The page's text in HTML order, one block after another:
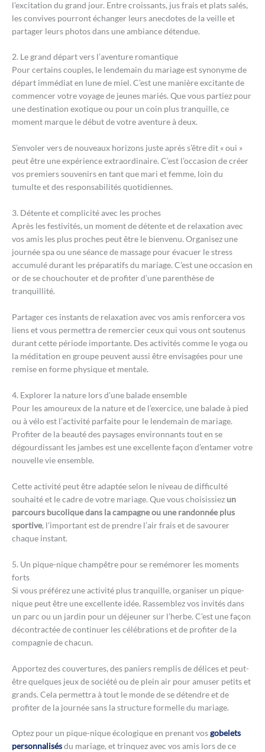
l’excitation du grand jour. Entre croissants, jus frais et plats salés,
les convives pourront échanger leurs anecdotes de la veille et
partager leurs photos dans une ambiance détendue.
2. Le grand départ vers l’aventure romantique
Pour certains couples, le lendemain du mariage est synonyme de
départ immédiat en lune de miel. C’est une manière excitante de
commencer votre voyage de jeunes mariés. Que vous partiez pour
une destination exotique ou pour un coin plus tranquille, ce
moment marque le début de votre aventure à deux.
S’envoler vers de nouveaux horizons juste après s’être dit « oui »
peut être une expérience extraordinaire. C’est l’occasion de créer
vos premiers souvenirs en tant que mari et femme, loin du
tumulte et des responsabilités quotidiennes.
3. Détente et complicité avec les proches
Après les festivités, un moment de détente et de relaxation avec
vos amis les plus proches peut être le bienvenu. Organisez une
journée spa ou une séance de massage pour évacuer le stress
accumulé durant les préparatifs du mariage. C’est une occasion en
or de se chouchouter et de profiter d’une parenthèse de
tranquillité.
Partager ces instants de relaxation avec vos amis renforcera vos
liens et vous permettra de remercier ceux qui vous ont soutenus
durant cette période importante. Des activités comme le yoga ou
la méditation en groupe peuvent aussi être envisagées pour une
remise en forme physique et mentale.
4. Explorer la nature lors d’une balade ensemble
Pour les amoureux de la nature et de l’exercice, une balade à pied
ou à vélo est l’activité parfaite pour le lendemain de mariage.
Profiter de la beauté des paysages environnants tout en se
dégourdissant les jambes est une excellente façon d’entamer votre
nouvelle vie ensemble.
Cette activité peut être adaptée selon le niveau de difficulté
souhaité et le cadre de votre mariage. Que vous choisissiez un
parcours bucolique dans la campagne ou une randonnée plus
sportive, l’important est de prendre l’air frais et de savourer
chaque instant.
5. Un pique-nique champêtre pour se remémorer les moments
forts
Si vous préférez une activité plus tranquille, organiser un pique-
nique peut être une excellente idée. Rassemblez vos invités dans
un parc ou un jardin pour un déjeuner sur l’herbe. C’est une façon
décontractée de continuer les célébrations et de profiter de la
compagnie de chacun.
Apportez des couvertures, des paniers remplis de délices et peut-
être quelques jeux de société ou de plein air pour amuser petits et
grands. Cela permettra à tout le monde de se détendre et de
profiter de la journée sans la structure formelle du mariage.
Optez pour un pique-nique écologique en prenant vosgobelets
personnalisésdu mariage, et trinquez avec vos amis lors de ce